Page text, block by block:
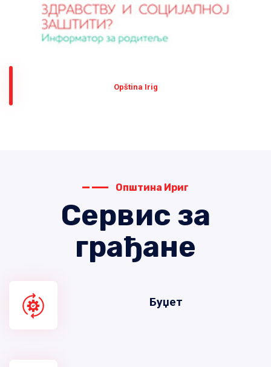
Оpština Irig
Општина Ириг
Сервис за
грађане
Буџет